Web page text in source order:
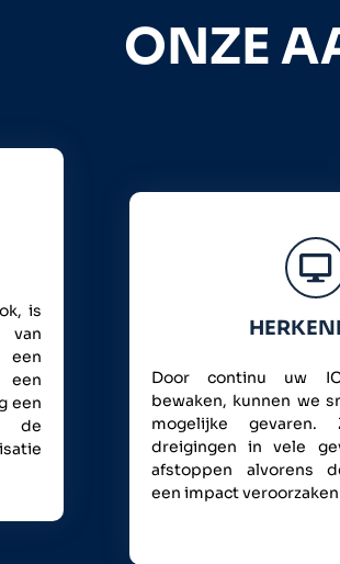
ONZE
is
een
een
een
de
Door continu uw
bewaken, kunnen we
mogelijke
dreigingen in vele
afstoppen alvorens
een impact